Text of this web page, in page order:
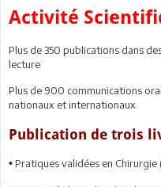
Activité
Plus de 350 publications dans
lecture
Plus de 900 communications
nationaux et internationaux
Publication de trois
• Pratiques validées en Chirurgie